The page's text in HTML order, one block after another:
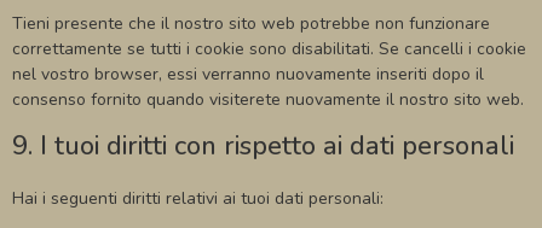
Tieni presente che il nostro sito web potrebbe non funzionare
correttamente se tutti i cookie sono disabilitati. Se cancelli i cookie
nel vostro browser, essi verranno nuovamente inseriti dopo il
consenso fornito quando visiterete nuovamente il nostro sito web.
9. I tuoi diritti con rispetto ai dati personali
Hai i seguenti diritti relativi ai tuoi dati personali: